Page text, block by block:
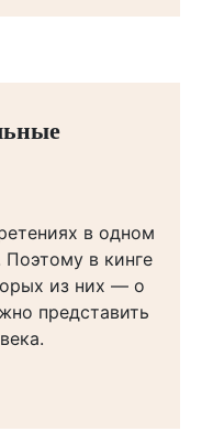
в одном
в кинге
из них — о
представить